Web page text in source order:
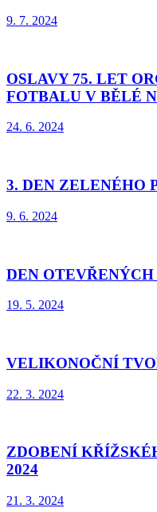
9. 7. 2024
OSLAVY 75. LET
FOTBALU V BĚLÉ
24. 6. 2024
3. DEN ZELENÉHO
9. 6. 2024
DEN OTEVŘENÝCH
19. 5. 2024
VELIKONOČNÍ
22. 3. 2024
ZDOBENÍ
2024
21. 3. 2024